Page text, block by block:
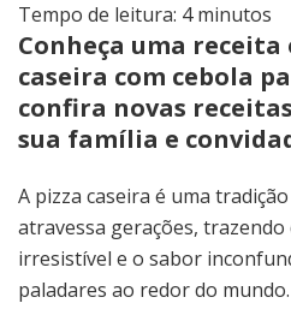
Tempo de leitura: 4 minutos
Conheça uma
caseira com cebola
confira novas
sua família e
A pizza caseira é uma
atravessa gerações,
irresistível e o sabor
paladares ao redor do mundo.